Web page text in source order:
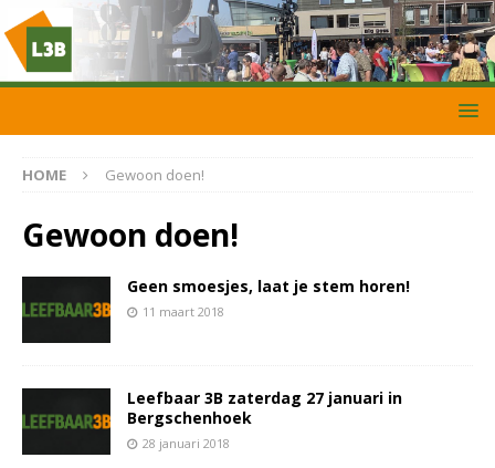
HOME Gewoon doen!
Gewoon doen!
Geen smoesjes, laat je stem horen!
11 maart 2018
Leefbaar 3B zaterdag 27 januari in
Bergschenhoek
28 januari 2018